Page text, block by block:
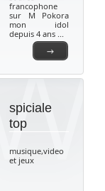
→
francophone
sur M Pokora
mon idol
depuis 4 ans ...
spiciale
top
musique,video
et jeux